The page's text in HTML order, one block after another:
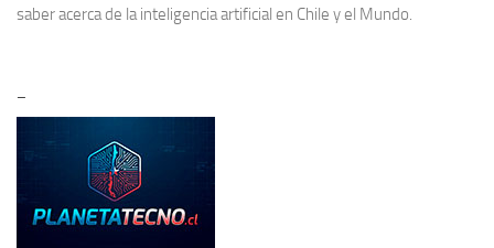
saber acerca de lainteligencia artificial en Chile y el Mundo.
–